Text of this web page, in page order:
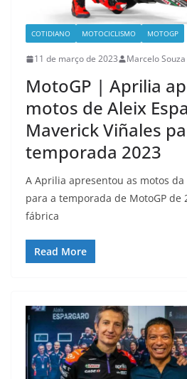
COTIDIANO MOTOCICLISMO MOTOGP
11 de março de 2023 Marcelo Souza
MotoGP | Aprilia
motos de Aleix
Maverick Viñales
temporada 2023
A Aprilia apresentou as motos
para a temporada de MotoGP de
fábrica
Read More